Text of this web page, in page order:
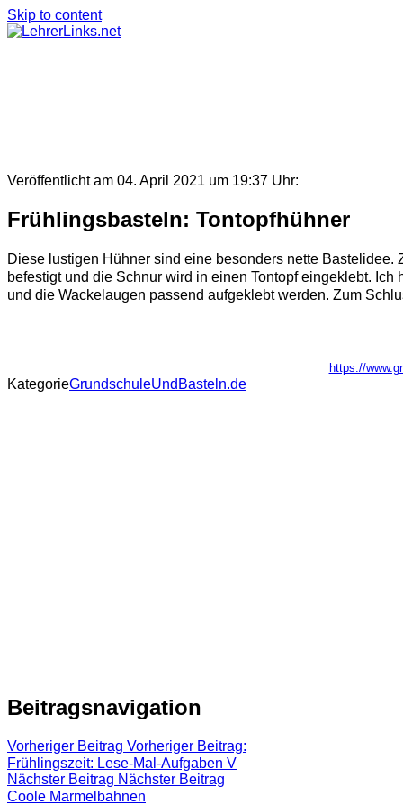
Skip to content
Veröffentlicht am 04. April 2021 um 19:37 Uhr:
Frühlingsbasteln: Tontopfhühner
Diese lustigen Hühner sind eine besonders nette
befestigt und die Schnur wird in einen Tontopf eingeklebt.
und die Wackelaugen passend aufgeklebt werden. Zum
https://
KategorieGrundschuleUndBasteln.de
Beitragsnavigation
Vorheriger Beitrag Vorheriger Beitrag:
Frühlingszeit: Lese-Mal-Aufgaben V
Nächster Beitrag Nächster Beitrag
Coole Marmelbahnen